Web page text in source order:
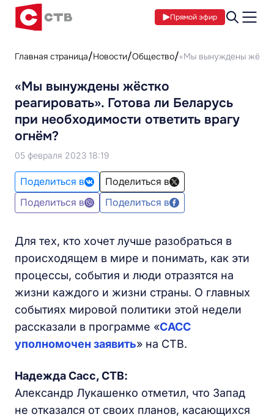
Прямой эфир
Главная страница Новости Общество «Мы вынуждены
«Мы вынуждены жёстко
реагировать». Готова ли Беларусь
при необходимости ответить врагу
огнём?
05 февраля 2023 18:19
Поделиться в
Поделиться в
Поделиться в
Поделиться в
Для тех, кто хочет лучше разобраться в
происходящем в мире и понимать, как эти
процессы, события и люди отразятся на
жизни каждого и жизни страны. О главных
событиях мировой политики этой недели
рассказали в программе «САСС
уполномочен заявить» на СТВ.
Надежда Сасс, СТВ:
Александр Лукашенко отметил, что Запад
не отказался от своих планов, касающихся